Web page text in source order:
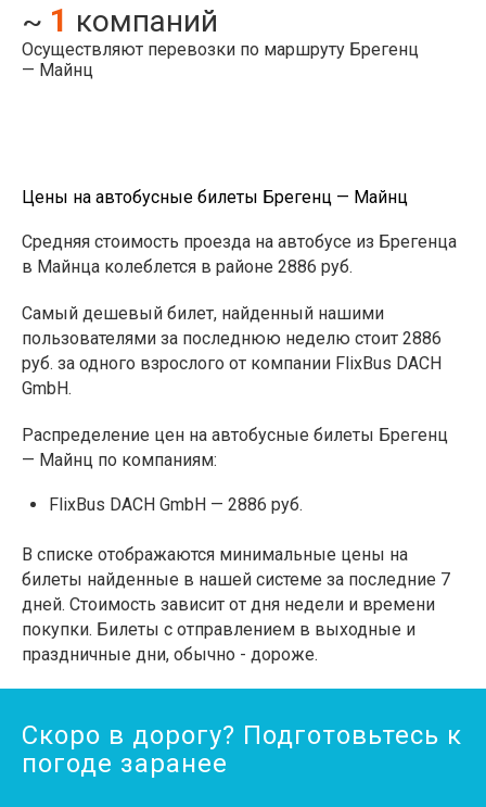
~ 1 компаний
Осуществляют перевозки по маршруту Брегенц
— Майнц
Цены на автобусные билеты Брегенц — Майнц
Средняя стоимость проезда на автобусе из Брегенца
в Майнца колеблется в районе 2886 руб.
Самый дешевый билет, найденный нашими
пользователями за последнюю неделю стоит 2886
руб. за одного взрослого от компании FlixBus DACH
GmbH.
Распределение цен на автобусные билеты Брегенц
— Майнц по компаниям:
FlixBus DACH GmbH — 2886 руб.
В списке отображаются минимальные цены на
билеты найденные в нашей системе за последние 7
дней. Стоимость зависит от дня недели и времени
покупки. Билеты с отправлением в выходные и
праздничные дни, обычно - дороже.
Скоро в дорогу? Подготовьтесь к
погоде заранее